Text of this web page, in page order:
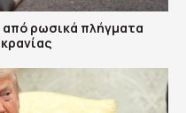
από ρωσικά πλήγματα